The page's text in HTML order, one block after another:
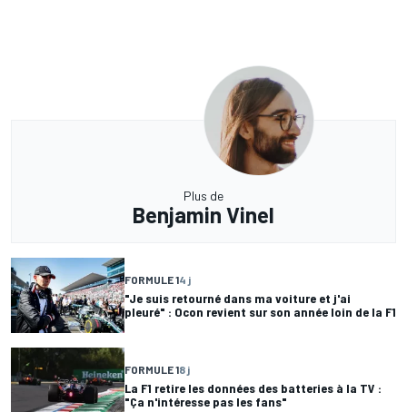
Plus de
Benjamin Vinel
FORMULE 14 j
"Je suis retourné dans ma voiture et j'ai
pleuré" : Ocon revient sur son année loin de la F1
FORMULE 18 j
La F1 retire les données des batteries à la TV :
"Ça n'intéresse pas les fans"